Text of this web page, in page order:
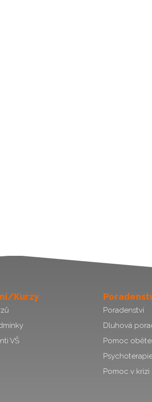
Kurzy
VŠ
Poradenství
Dluhová
Pomoc
Pomoc v krizi